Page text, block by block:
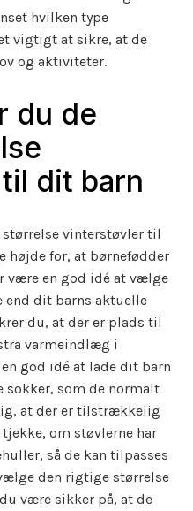
hvilken type
vigtigt at sikre, at de
og aktiviteter.
du de
dit barn
vinterstøvler til
højde for, at børnefødder
være en god idé at vælge
end dit barns aktuelle
du, at der er plads til
varmeindlæg i
god idé at lade dit barn
sokker, som de normalt
at der er tilstrækkelig
om støvlerne har
så de kan tilpasses
den rigtige størrelse
være sikker på, at de